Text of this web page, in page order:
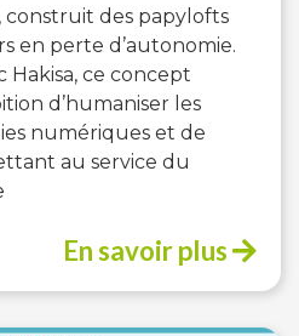
construit des papylofts
en perte d’autonomie.
Hakisa, ce concept
d’humaniser les
numériques et de
au service du
En savoir plus